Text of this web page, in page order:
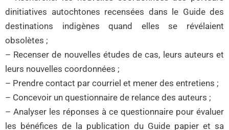
dinitiatives autochtones recensées dans le Guide des
destinations indigènes quand elles se révélaient
obsolètes ;
– Recenser de nouvelles études de cas, leurs auteurs et
leurs nouvelles coordonnées ;
– Prendre contact par courriel et mener des entretiens ;
– Concevoir un questionnaire de relance des auteurs ;
– Analyser les réponses à ce questionnaire pour évaluer
les bénéfices de la publication du Guide papier et sa